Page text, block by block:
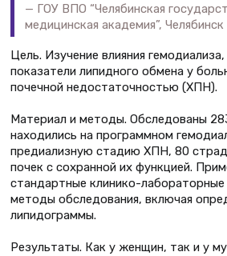
ГОУ ВПО “Челябинская
медицинская академия”, Челябинск
Цель. Изучение влияния
показатели липидного обмена у
почечной недостаточностью (ХПН).
Материал и методы. Обследованы
находились на программном
предиализную стадию ХПН, 80
почек с сохранной их функцией.
стандартные клинико-
методы обследования, включая
липидограммы.
Результаты. Как у женщин, так и у